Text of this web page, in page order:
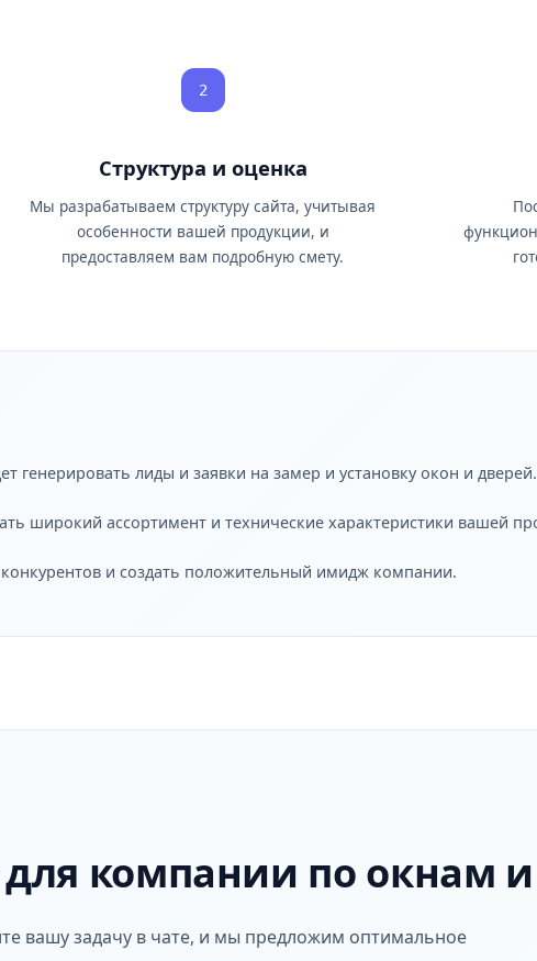
2
Структура и оценка
Мы разрабатываем структуру сайта, учитывая
особенности вашей продукции, и
предоставляем вам подробную смету.
генерировать лиды и заявки на замер и установку окон и дверей.
широкий ассортимент и технические характеристики вашей
и создать положительный имидж компании.
компании по окнам
вашу задачу в чате, и мы предложим оптимальное